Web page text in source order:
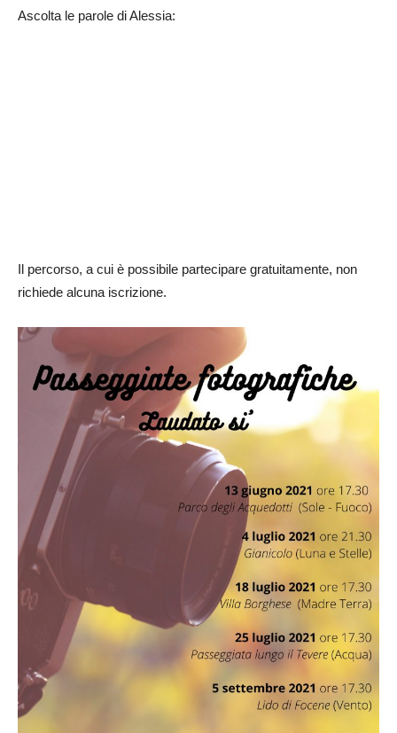
Ascolta le parole di Alessia:
Il percorso, a cui è possibile partecipare gratuitamente, non
richiede alcuna iscrizione.